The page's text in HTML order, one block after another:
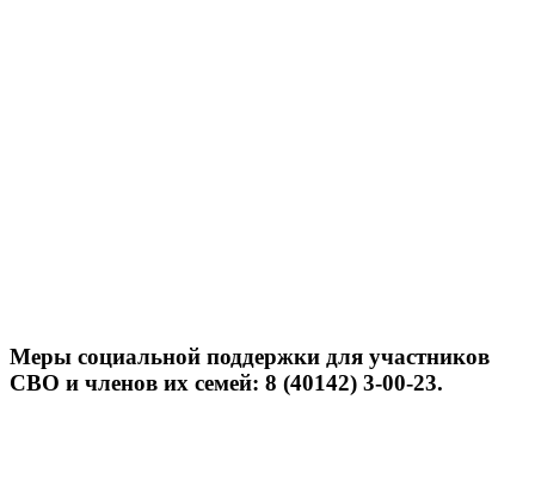
Меры социальной поддержки для участников
СВО и членов их семей: 8 (40142) 3-00-23.